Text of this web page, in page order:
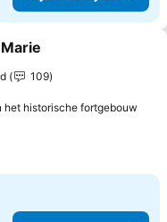
aan favorieten
109
het historische fortgebouw